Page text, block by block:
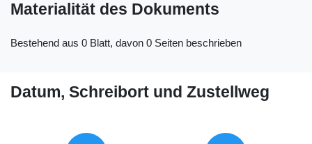
Materialität des Dokuments
Bestehend aus 0 Blatt, davon 0 Seiten beschrieben
Datum, Schreibort und Zustellweg